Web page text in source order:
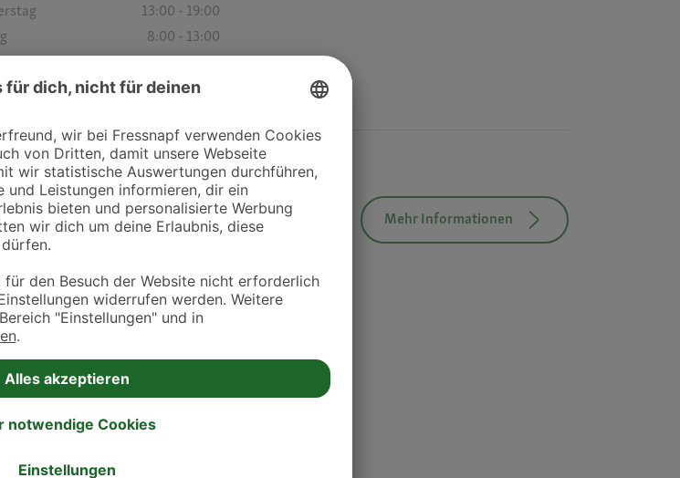
13:00 - 19:00
8:00 - 13:00
-
9:00 - 12:00
16:00 - 18:00
9:00 - 12:00
9:00 - 12:00
9:00 - 12:00
16:00 - 18:00
Mehr Informationen